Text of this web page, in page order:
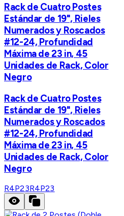
Rack de Cuatro Postes
Estándar de 19", Rieles
Numerados y Roscados
#12-24, Profundidad
Máxima de 23 in, 45
Unidades de Rack, Color
Negro
Rack de Cuatro Postes
Estándar de 19", Rieles
Numerados y Roscados
#12-24, Profundidad
Máxima de 23 in, 45
Unidades de Rack, Color
Negro
R4P23R4P23